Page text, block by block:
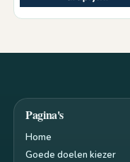
Pagina's
Home
Goede doelen kiezer